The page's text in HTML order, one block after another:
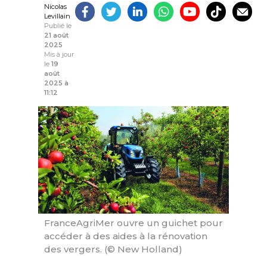
Nicolas
Levillain
Publié le
21 août
2025
Mis à jour
le 19
août
2025 à
11:12
FranceAgriMer ouvre un guichet pour
accéder à des aides à la rénovation
des vergers. (© New Holland)